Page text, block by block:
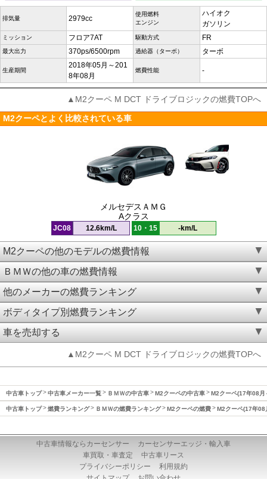
排気量 2979cc
使用燃料
エンジン
ハイオク
ガソリン
ミッション フロア7AT 駆動方式 FR
最大出力 370ps/6500rpm 過給器（ターボ） ターボ
生産期間
2018年05月～201
8年08月
燃費性能 -
▲M2クーペ M DCT ドライブロジックの燃費TOPへ
M2クーペとよく比較されている車
メルセデスＡＭＧ
Aクラス
JC08 12.6km/L 10・15 -km/L
M2クーペの他のモデルの燃費情報
ＢＭＷの他の車の燃費情報
他のメーカーの燃費ランキング
ボディタイプ別燃費ランキング
車を売却する
▲M2クーペ M DCT ドライブロジックの燃費TOPへ
中古車トップ 中古車メーカー一覧 ＢＭＷの中古車 M2クーペの中古車 M2クーペ(17年08
中古車トップ 燃費ランキング ＢＭＷの燃費ランキング M2クーペの燃費 M2クーペ(17年
中古車情報ならカーセンサー
カーセンサーエッジ・輸入車
車買取・車査定
中古車リース
プライバシーポリシー
利用規約